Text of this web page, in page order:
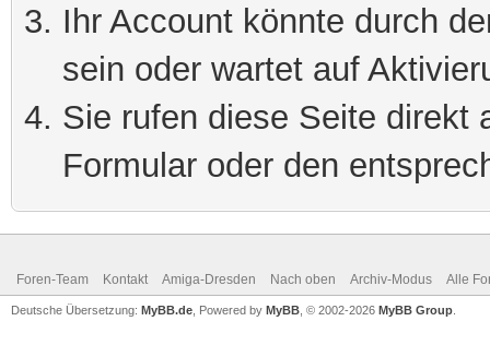
Ihr Account könnte durch
sein oder wartet auf
Sie rufen diese Seite direkt
Formular oder den
Foren-Team Kontakt Amiga-Dresden Nach oben Archiv-Modus Alle
Deutsche Übersetzung: MyBB.de , Powered by MyBB , © 2002-2026 MyBB Group